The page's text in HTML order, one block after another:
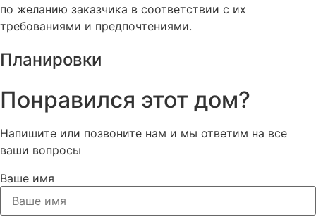
по желанию заказчика в соответствии с их
требованиями и предпочтениями.
Планировки
Понравился этот дом?
Напишите или позвоните нам и мы ответим на все
ваши вопросы
Ваше имя